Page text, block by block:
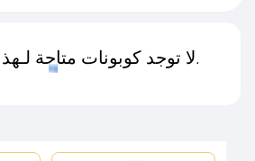
لا توجد كوبونات متاحة لـهذا المتجر حاليًا.